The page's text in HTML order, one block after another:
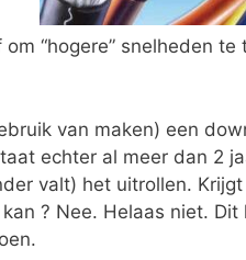
“hogere” snelheden te
van maken) een
echter al meer dan 2
valt) het uitrollen.
? Nee. Helaas niet. Dit